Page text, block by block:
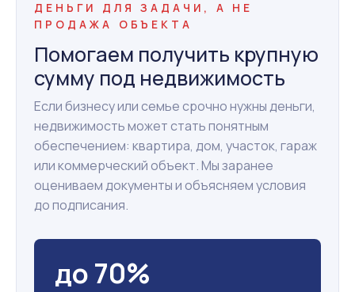
ДЕНЬГИ ДЛЯ ЗАДАЧИ, А НЕ
ПРОДАЖА ОБЪЕКТА
Помогаем получить крупную
сумму под недвижимость
Если бизнесу или семье срочно нужны деньги,
недвижимость может стать понятным
обеспечением: квартира, дом, участок, гараж
или коммерческий объект. Мы заранее
оцениваем документы и объясняем условия
до подписания.
до 70%